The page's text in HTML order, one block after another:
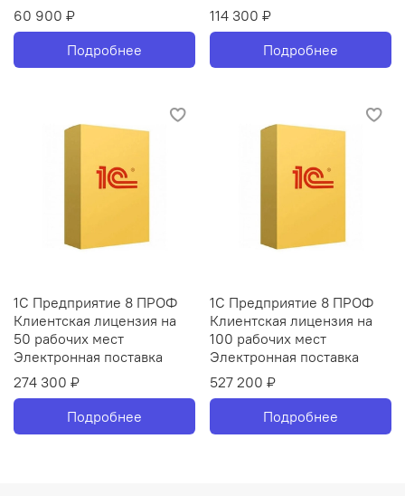
60 900 ₽
Подробнее
114 300 ₽
Подробнее
1С Предприятие 8 ПРОФ
Клиентская лицензия на
50 рабочих мест
Электронная поставка
274 300 ₽
Подробнее
1С Предприятие 8 ПРОФ
Клиентская лицензия на
100 рабочих мест
Электронная поставка
527 200 ₽
Подробнее